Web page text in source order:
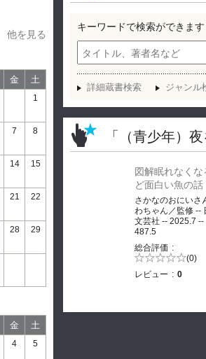
他を見る
金 土
1
7 8
14 15
21 22
28 29
金 土
4 5
キーワードで検索ができます
詳細蔵書検索 ジャンル
「（青少年）
図解眠れなくな
ど面白い魚の話
さかなのおにいさ
わちゃん／監修 --
文芸社 -- 2025.7 --
487.5
総合評価
5段階評価の (0)
レビュー
0